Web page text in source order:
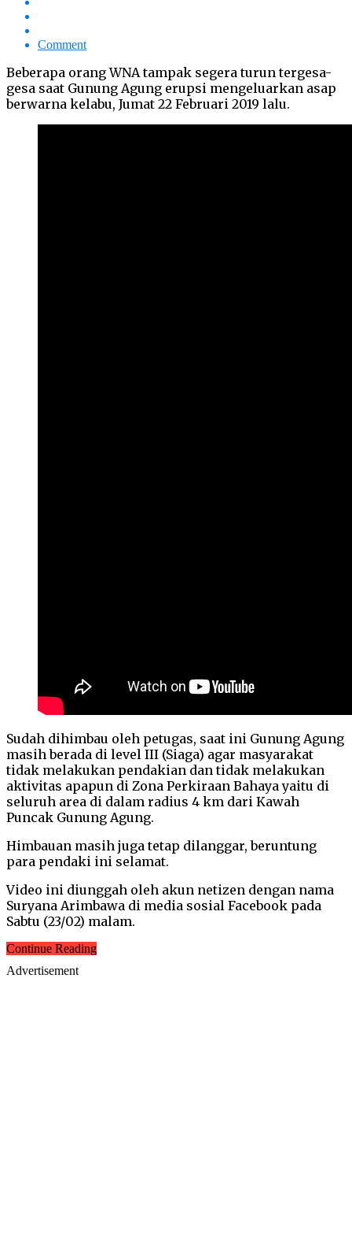
Comment
Beberapa orang WNA tampak segera turun tergesa-
gesa saat Gunung Agung erupsi mengeluarkan asap
berwarna kelabu, Jumat 22 Februari 2019 lalu.
Sudah dihimbau oleh petugas, saat ini Gunung Agung
masih berada di level III (Siaga) agar masyarakat
tidak melakukan pendakian dan tidak melakukan
aktivitas apapun di Zona Perkiraan Bahaya yaitu di
seluruh area di dalam radius 4 km dari Kawah
Puncak Gunung Agung.
Himbauan masih juga tetap dilanggar, beruntung
para pendaki ini selamat.
Video ini diunggah oleh akun netizen dengan nama
Suryana Arimbawa di media sosial Facebook pada
Sabtu (23/02) malam.
Continue Reading
Advertisement